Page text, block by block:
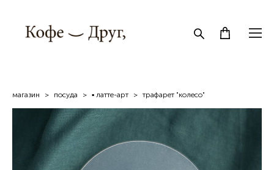
магазин > посуда > ▪ латте-арт > трафарет "колесо"